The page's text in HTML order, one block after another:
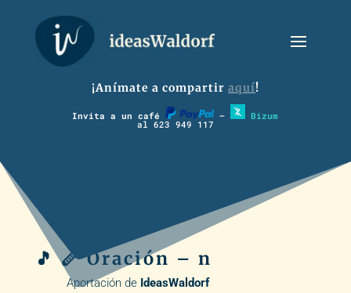
¡Anímate a compartir aquí!
Invita a un café – Bizum
al 623 949 117
🎵 🪈 Oración – n
Aportación de IdeasWaldorf